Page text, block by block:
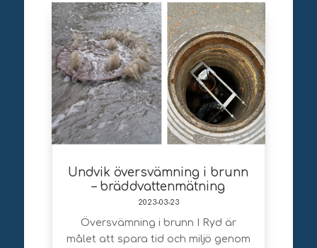
Undvik översvämning i brunn
– bräddvattenmätning
2023-03-23
Översvämning i brunn I Ryd är
målet att spara tid och miljö genom